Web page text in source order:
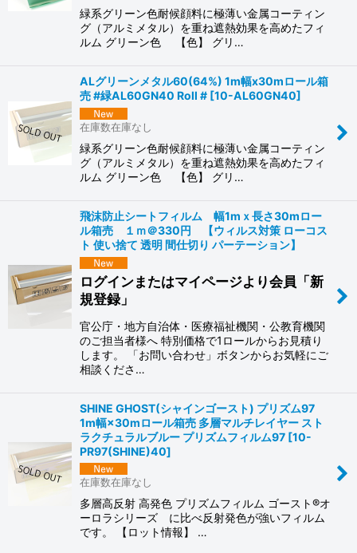
緑系グリーン色耐候顔料に極薄い金属コーティン
グ（アルミメタル）を重ね遮熱効果を高めたフィ
ルム グリーン色 【色】 グリ…
ALグリーンメタル60(64%) 1m幅x30mロール箱
売 #緑AL60GN40 Roll # [10-AL60GN40]
在庫数在庫なし
緑系グリーン色耐候顔料に極薄い金属コーティン
グ（アルミメタル）を重ね遮熱効果を高めたフィ
ルム グリーン色 【色】 グリ…
飛沫防止シートフィルム 幅1mｘ長さ30mロー
ル箱売 １ｍ＠330円 【ウィルス対策 ローコス
ト 使い捨て 透明 間仕切り パーテーション】
ログインまたはマイページより会員「新
規登録」
官公庁・地方自治体・医療福祉機関・公教育機関
のご担当者様へ 特別価格で1ロールからお見積り
します。 「お問い合わせ」ボタンからお気軽にご
相談くださ…
SHINE GHOST(シャインゴースト) プリズム97
1m幅×30mロール箱売 多層マルチレイヤー スト
ラクチュラルブルー プリズムフィルム97 [10-
PR97(SHINE)40]
在庫数在庫なし
多層高反射 高発色 プリズムフィルム ゴースト®オ
ーロラシリーズ に比べ反射発色が強いフィルム
です。 【ロット情報】 …